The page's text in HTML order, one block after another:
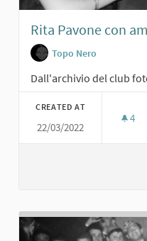
Rita Pavone con
Topo Nero
Dall'archivio del club
CREATED AT
22/03/2022
4